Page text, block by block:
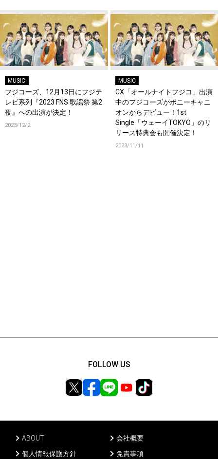
MUSIC
フジコーズ、12月13日にフジテ
レビ系列『2023 FNS 歌謡祭 第2
夜』への出演が決定！
2023/12/2
MUSIC
CX「オールナイトフジコ」出演
中のフジコーズがポニーキャニ
オンからデビュー！1st
Single「ウェーイTOKYO」のリ
リース特典会も開催決定！
2023/11/11
ABOUT
会社概要
個人情報保護方針
免責事項
FOLLOW US